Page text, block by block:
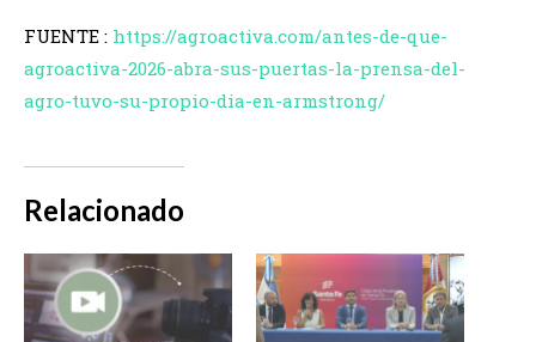
FUENTE : https://agroactiva.com/antes-de-que-
agroactiva-2026-abra-sus-puertas-la-prensa-del-
agro-tuvo-su-propio-dia-en-armstrong/
Relacionado